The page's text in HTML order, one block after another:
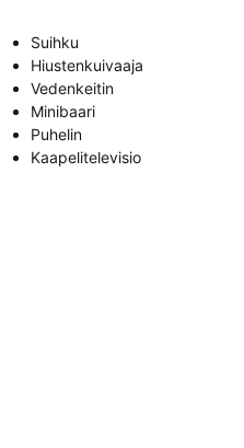
Suihku
Hiustenkuivaaja
Vedenkeitin
Minibaari
Puhelin
Kaapelitelevisio